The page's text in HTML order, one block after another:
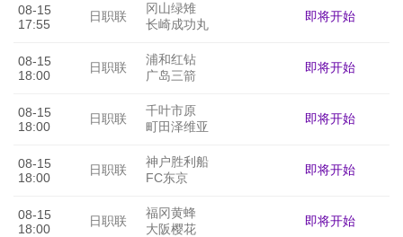
08-15
17:55
日职联
冈山绿雉
长崎成功丸
即将开始
08-15
18:00
日职联
浦和红钻
广岛三箭
即将开始
08-15
18:00
日职联
千叶市原
町田泽维亚
即将开始
08-15
18:00
日职联
神户胜利船
FC东京
即将开始
08-15
18:00
日职联
福冈黄蜂
大阪樱花
即将开始